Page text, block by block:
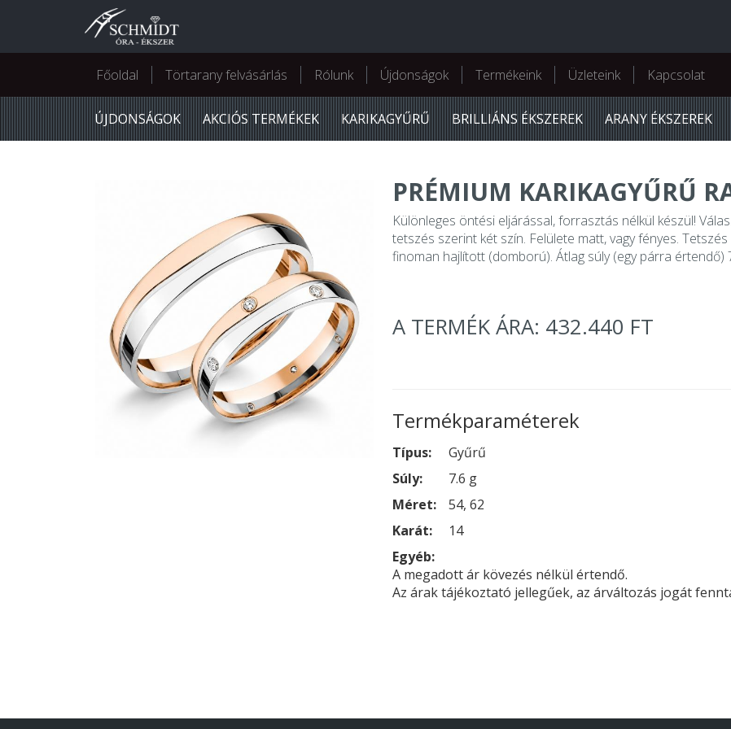
Főoldal Törtarany felvásárlás Rólunk Újdonságok Termékeink Üzleteink Kapcsolat
ÚJDONSÁGOK AKCIÓS TERMÉKEK KARIKAGYŰRŰ BRILLIÁNS ÉKSZEREK ARANY ÉKSZEREK
PRÉMIUM KARIKAGYŰRŰ
Különleges öntési eljárással, forrasztás nélkül készül!
tetszés szerint két szín. Felülete matt, vagy fényes.
finoman hajlított (domború). Átlag súly (egy párra értendő)
A TERMÉK ÁRA: 432.440 FT
Termékparaméterek
Típus:
Gyűrű
Súly:
7.6 g
Méret:
54, 62
Karát:
14
Egyéb:
A megadott ár kövezés nélkül értendő.
Az árak tájékoztató jellegűek, az árváltozás jogát